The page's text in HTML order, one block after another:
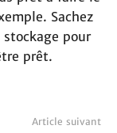
Sachez
pour
prêt.
Article suivant